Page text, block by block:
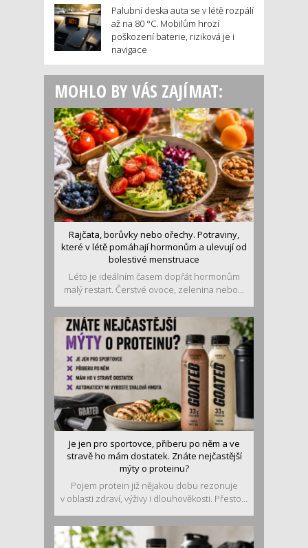
Palubní deska auta se v létě rozpálí
až na 80 °C. Mobilům hrozí
poškození baterie, riziková je i
navigace
MOHLO BY VÁS ZAJÍMAT:
Rajčata, borůvky nebo ořechy. Potraviny,
které v létě pomáhají hormonům a ulevují od
bolestivé menstruace
Léto je ideálním časem dopřát hormonům
malý restart. Čerstvé ovoce, zelenina nebo...
Je jen pro sportovce, přiberu po něm a ve
stravě ho mám dostatek. Znáte nejčastější
mýty o proteinu?
Pojem protein již nějakou dobu rezonuje
v oblasti zdraví, výživy i dlouhověkosti. Přesto...